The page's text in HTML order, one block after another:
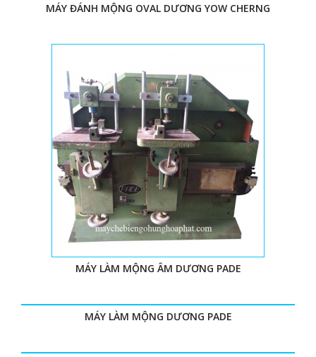
MÁY ĐÁNH MỘNG OVAL DƯƠNG YOW CHERNG
MÁY LÀM MỘNG ÂM DƯƠNG PADE
MÁY LÀM MỘNG DƯƠNG PADE